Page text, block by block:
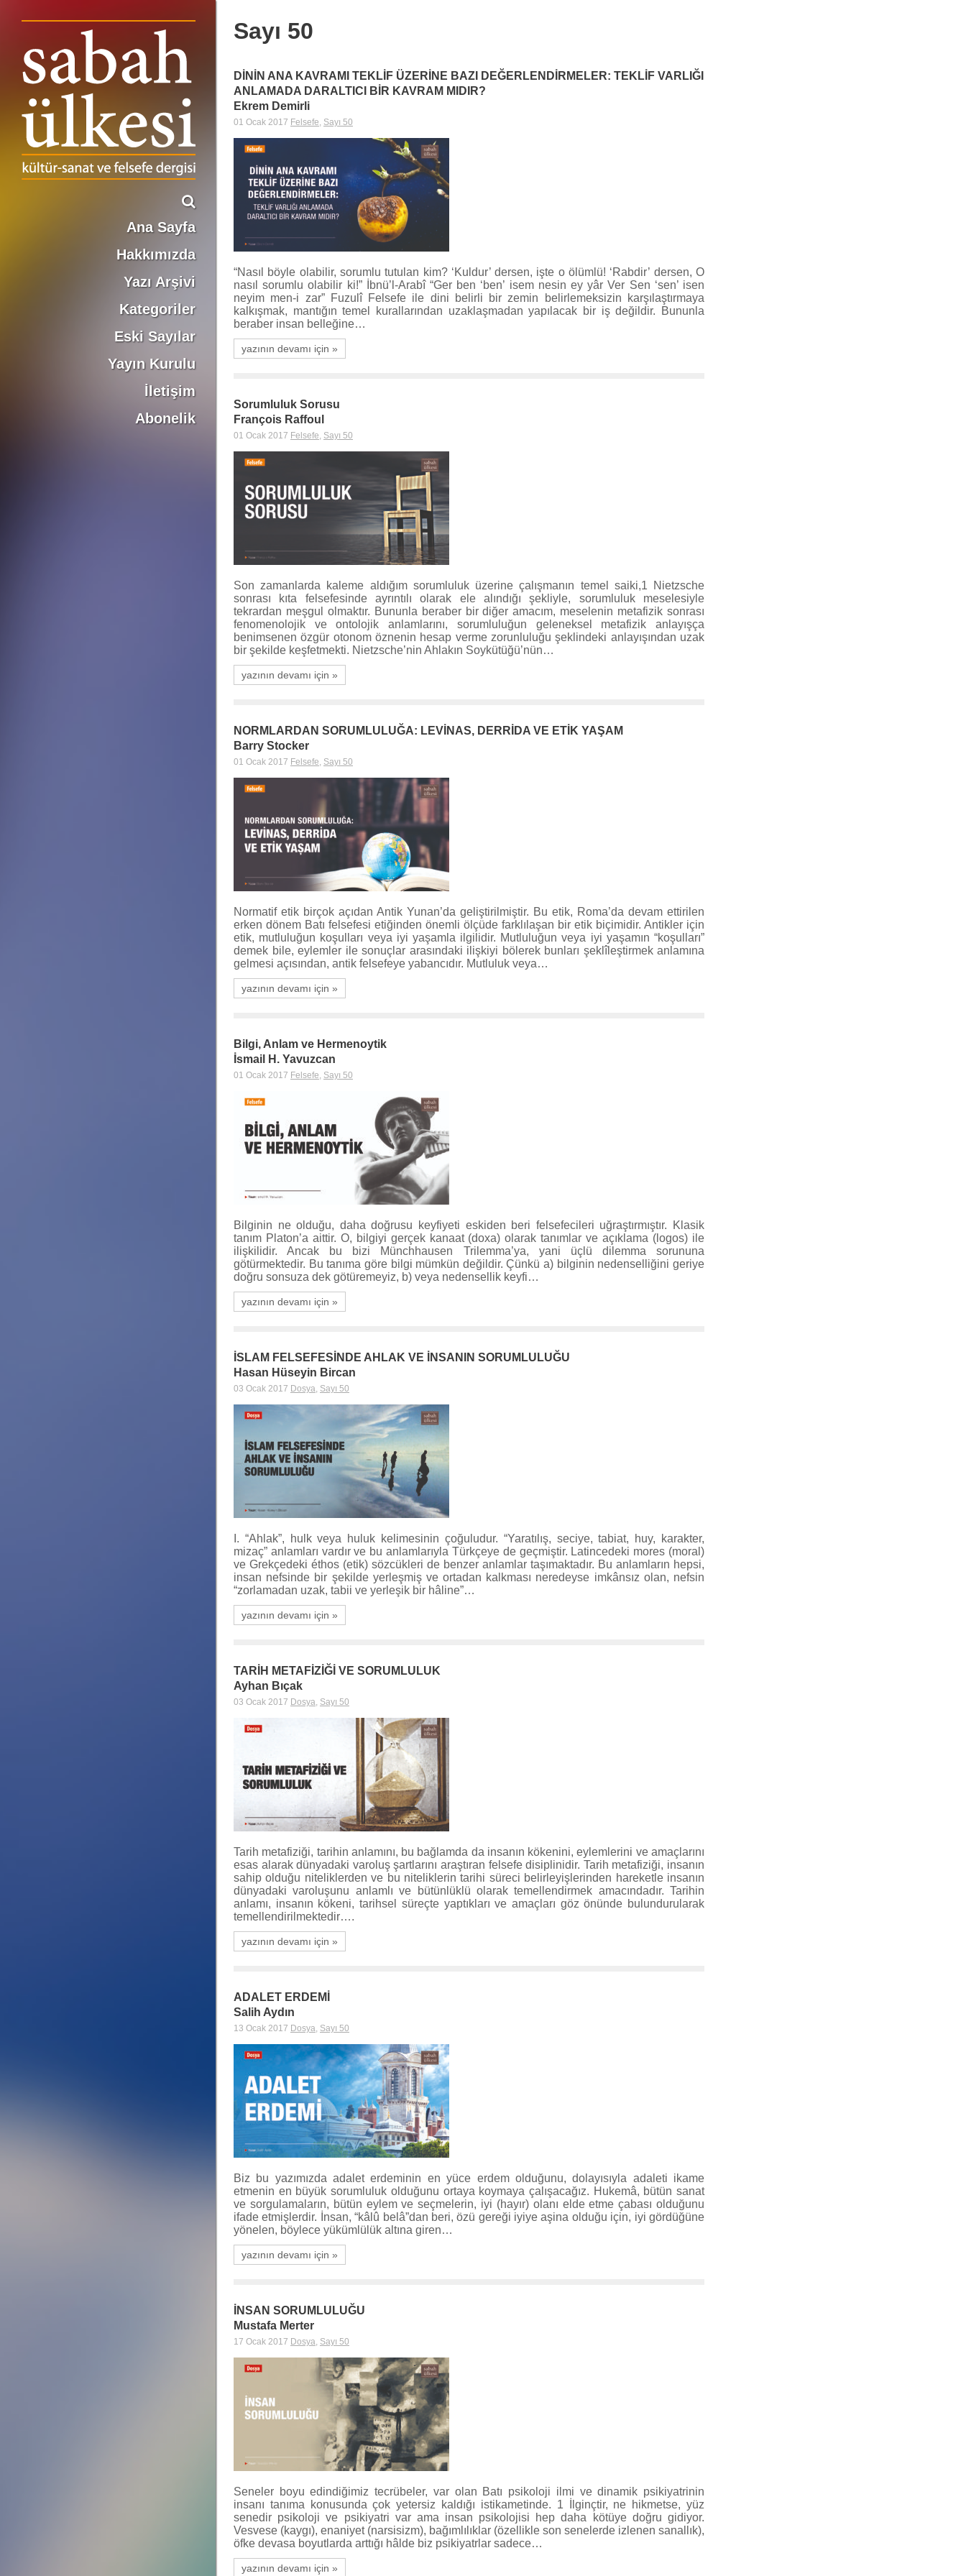
Ana Sayfa
Hakkımızda
Yazı Arşivi
Kategoriler
Eski Sayılar
Yayın Kurulu
İletişim
Abonelik
Sayı 50
DİNİN ANA KAVRAMI TEKLİF ÜZERİNE BAZI DEĞERLENDİRMELER: TEKLİF VARLIĞI
ANLAMADA DARALTICI BİR KAVRAM MIDIR?
Ekrem Demirli
01 Ocak 2017 Felsefe, Sayı 50
“Nasıl böyle olabilir, sorumlu tutulan kim? ‘Kuldur’ dersen, işte o ölümlü! ‘Rabdir’ dersen, O
nasıl sorumlu olabilir ki!” İbnü’l-Arabî “Ger ben ‘ben’ isem nesin ey yâr Ver Sen ‘sen’ isen
neyim men-i zar” Fuzulî Felsefe ile dini belirli bir zemin belirlemeksizin karşılaştırmaya
kalkışmak, mantığın temel kurallarından uzaklaşmadan yapılacak bir iş değildir. Bununla
beraber insan belleğine…
yazının devamı için »
Sorumluluk Sorusu
François Raffoul
01 Ocak 2017 Felsefe, Sayı 50
Son zamanlarda kaleme aldığım sorumluluk üzerine çalışmanın temel saiki,1 Nietzsche
sonrası kıta felsefesinde ayrıntılı olarak ele alındığı şekliyle, sorumluluk meselesiyle
tekrardan meşgul olmaktır. Bununla beraber bir diğer amacım, meselenin metafizik sonrası
fenomenolojik ve ontolojik anlamlarını, sorumluluğun geleneksel metafizik anlayışça
benimsenen özgür otonom öznenin hesap verme zorunluluğu şeklindeki anlayışından uzak
bir şekilde keşfetmekti. Nietzsche’nin Ahlakın Soykütüğü’nün…
yazının devamı için »
NORMLARDAN SORUMLULUĞA: LEVİNAS, DERRİDA VE ETİK YAŞAM
Barry Stocker
01 Ocak 2017 Felsefe, Sayı 50
Normatif etik birçok açıdan Antik Yunan’da geliştirilmiştir. Bu etik, Roma’da devam ettirilen
erken dönem Batı felsefesi etiğinden önemli ölçüde farklılaşan bir etik biçimidir. Antikler için
etik, mutluluğun koşulları veya iyi yaşamla ilgilidir. Mutluluğun veya iyi yaşamın “koşulları”
demek bile, eylemler ile sonuçlar arasındaki ilişkiyi bölerek bunları şeklîleştirmek anlamına
gelmesi açısından, antik felsefeye yabancıdır. Mutluluk veya…
yazının devamı için »
Bilgi, Anlam ve Hermenoytik
İsmail H. Yavuzcan
01 Ocak 2017 Felsefe, Sayı 50
Bilginin ne olduğu, daha doğrusu keyfiyeti eskiden beri felsefecileri uğraştırmıştır. Klasik
tanım Platon’a aittir. O, bilgiyi gerçek kanaat (doxa) olarak tanımlar ve açıklama (logos) ile
ilişkilidir. Ancak bu bizi Münchhausen Trilemma’ya, yani üçlü dilemma sorununa
götürmektedir. Bu tanıma göre bilgi mümkün değildir. Çünkü a) bilginin nedenselliğini geriye
doğru sonsuza dek götüremeyiz, b) veya nedensellik keyfi…
yazının devamı için »
İSLAM FELSEFESİNDE AHLAK VE İNSANIN SORUMLULUĞU
Hasan Hüseyin Bircan
03 Ocak 2017 Dosya, Sayı 50
I. “Ahlak”, hulk veya huluk kelimesinin çoğuludur. “Yaratılış, seciye, tabiat, huy, karakter,
mizaç” anlamları vardır ve bu anlamlarıyla Türkçeye de geçmiştir. Latincedeki mores (moral)
ve Grekçedeki éthos (etik) sözcükleri de benzer anlamlar taşımaktadır. Bu anlamların hepsi,
insan nefsinde bir şekilde yerleşmiş ve ortadan kalkması neredeyse imkânsız olan, nefsin
“zorlamadan uzak, tabii ve yerleşik bir hâline”…
yazının devamı için »
TARİH METAFİZİĞİ VE SORUMLULUK
Ayhan Bıçak
03 Ocak 2017 Dosya, Sayı 50
Tarih metafiziği, tarihin anlamını, bu bağlamda da insanın kökenini, eylemlerini ve amaçlarını
esas alarak dünyadaki varoluş şartlarını araştıran felsefe disiplinidir. Tarih metafiziği, insanın
sahip olduğu niteliklerden ve bu niteliklerin tarihi süreci belirleyişlerinden hareketle insanın
dünyadaki varoluşunu anlamlı ve bütünlüklü olarak temellendirmek amacındadır. Tarihin
anlamı, insanın kökeni, tarihsel süreçte yaptıkları ve amaçları göz önünde bulundurularak
temellendirilmektedir….
yazının devamı için »
ADALET ERDEMİ
Salih Aydın
13 Ocak 2017 Dosya, Sayı 50
Biz bu yazımızda adalet erdeminin en yüce erdem olduğunu, dolayısıyla adaleti ikame
etmenin en büyük sorumluluk olduğunu ortaya koymaya çalışacağız. Hukemâ, bütün sanat
ve sorgulamaların, bütün eylem ve seçmelerin, iyi (hayır) olanı elde etme çabası olduğunu
ifade etmişlerdir. İnsan, “kâlû belâ”dan beri, özü gereği iyiye aşina olduğu için, iyi gördüğüne
yönelen, böylece yükümlülük altına giren…
yazının devamı için »
İNSAN SORUMLULUĞU
Mustafa Merter
17 Ocak 2017 Dosya, Sayı 50
Seneler boyu edindiğimiz tecrübeler, var olan Batı psikoloji ilmi ve dinamik psikiyatrinin
insanı tanıma konusunda çok yetersiz kaldığı istikametinde. 1 İlginçtir, ne hikmetse, yüz
senedir psikoloji ve psikiyatri var ama insan psikolojisi hep daha kötüye doğru gidiyor.
Vesvese (kaygı), enaniyet (narsisizm), bağımlılıklar (özellikle son senelerde izlenen sanallık),
öfke devasa boyutlarda arttığı hâlde biz psikiyatrlar sadece…
yazının devamı için »